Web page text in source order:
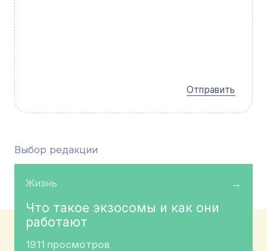
Отправить
Выбор редакции
Жизнь →
Что такое экзосомы и как они
работают
1911 просмотров